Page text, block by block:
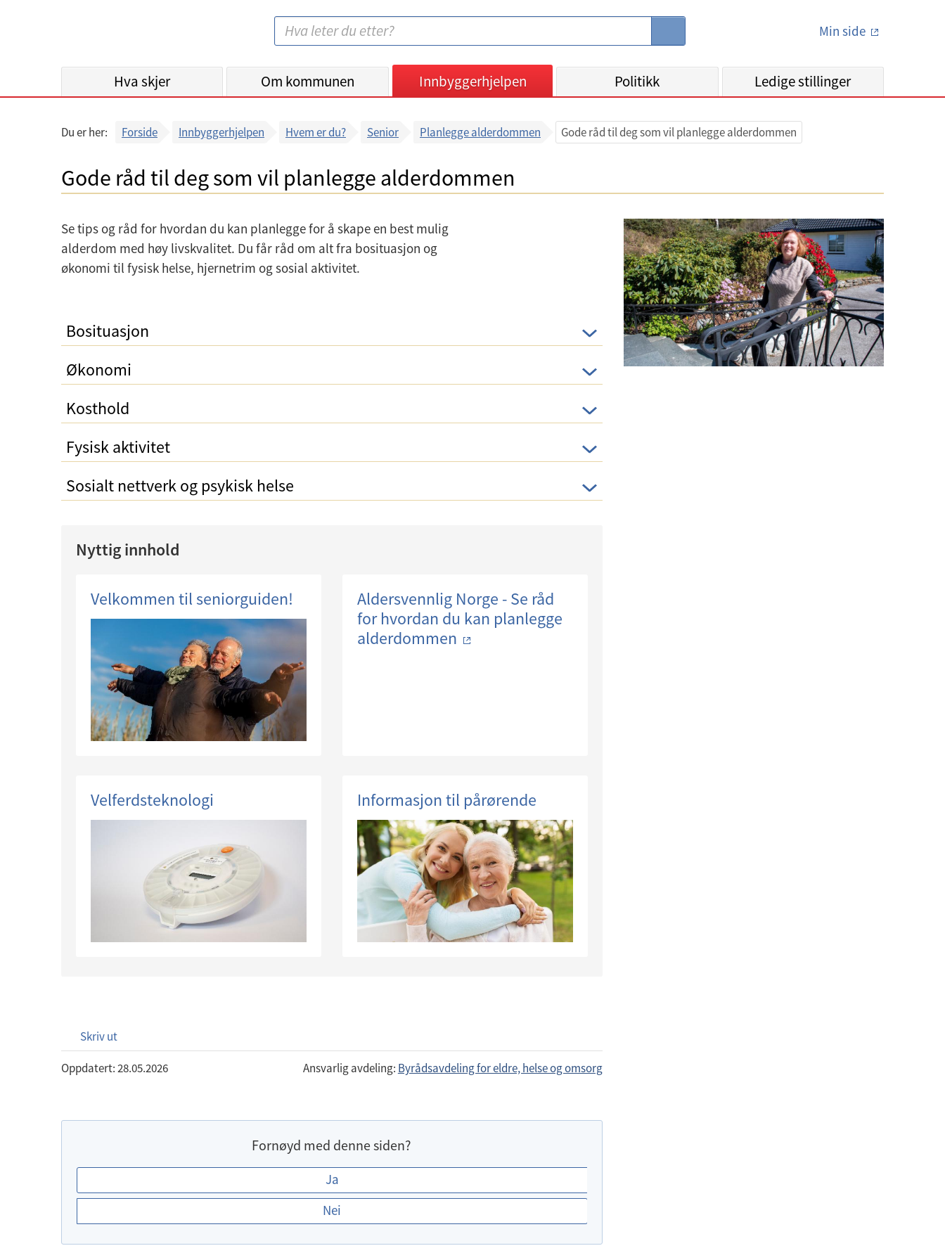
e
k
m
m
n
e
ø
k
:
S
Min side
Hva skjer Om kommunen Innbyggerhjelpen Politikk Ledige stillinger
Du er her: Forside Innbyggerhjelpen Hvem er du? Senior Planlegge alderdommen Gode råd til deg som vil planlegge alderdommen
Gode råd til deg som vil planlegge alderdommen
Se tips og råd for hvordan du kan planlegge for å skape en best mulig
alderdom med høy livskvalitet. Du får råd om alt fra bosituasjon og
økonomi til fysisk helse, hjernetrim og sosial aktivitet.
Bosituasjon
Økonomi
Kosthold
Fysisk aktivitet
Sosialt nettverk og psykisk helse
Nyttig innhold
Velkommen til seniorguiden!
Aldersvennlig Norge - Se råd
for hvordan du kan planlegge
alderdommen
Velferdsteknologi Informasjon til pårørende
Skriv ut
Oppdatert: 28.05.2026 Ansvarlig avdeling: Byrådsavdeling for eldre, helse og omsorg
Fornøyd med denne siden?
E
r
Ja
Nei